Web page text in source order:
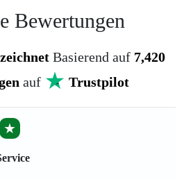
Bewertungen
Basierend auf 7,420
auf Trustpilot
★